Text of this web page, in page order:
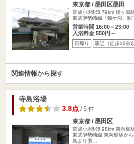
東京都 / 墨田区墨田
京成小岩駅5.79km 鐘ヶ淵
東武伊勢崎線「鐘ケ淵」駅
営業時間 16:00～23:00
入浴料金 550円～
日帰り 駅近（徒歩10分
関連情報から探す
寺島浴場
3.8点/ 5 件
東京都 / 墨田区
京成小岩駅5.98km 東向島
東武伊勢崎線 東向島駅か
島より墨…